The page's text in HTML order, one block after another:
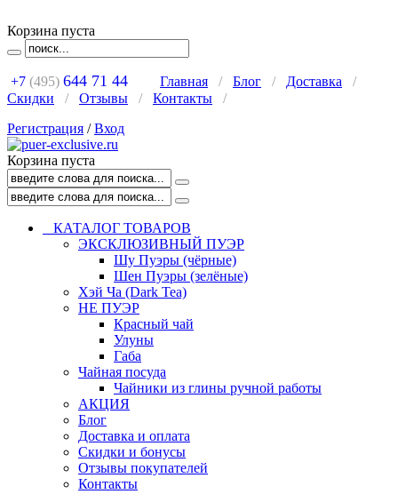
Корзина пуста
+7 (495) 644 71 44 Главная / Блог / Доставка
/
Скидки
/ Отзывы / Контакты
/
Регистрация /Вход
Корзина пуста
КАТАЛОГ ТОВАРОВ
ЭКСКЛЮЗИВНЫЙ ПУЭР
Шу Пуэры (чёрные)
Шен Пуэры (зелёные)
Хэй Ча (Dark Tea)
НЕ ПУЭР
Красный чай
Улуны
Габа
Чайная посуда
Чайники из глины ручной работы
АКЦИЯ
Блог
Доставка и оплата
Скидки и бонусы
Отзывы покупателей
Контакты